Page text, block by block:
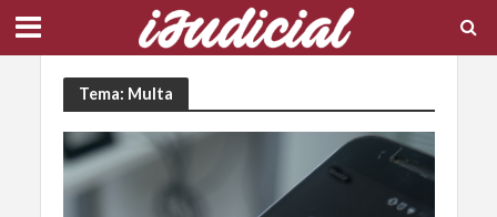
Tema: Multa